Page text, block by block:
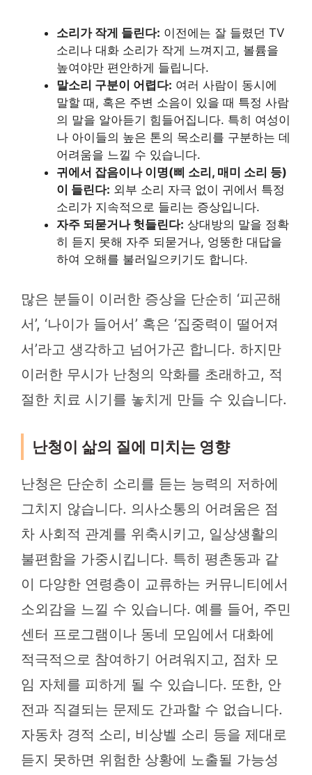
소리가 작게 들린다: 이전에는 잘 들렸던 TV
소리나 대화 소리가 작게 느껴지고, 볼륨을
높여야만 편안하게 들립니다.
말소리 구분이 어렵다: 여러 사람이 동시에
말할 때, 혹은 주변 소음이 있을 때 특정 사람
의 말을 알아듣기 힘들어집니다. 특히 여성이
나 아이들의 높은 톤의 목소리를 구분하는 데
어려움을 느낄 수 있습니다.
귀에서 잡음이나 이명(삐 소리, 매미 소리 등)
이 들린다: 외부 소리 자극 없이 귀에서 특정
소리가 지속적으로 들리는 증상입니다.
자주 되묻거나 헛들린다: 상대방의 말을 정확
히 듣지 못해 자주 되묻거나, 엉뚱한 대답을
하여 오해를 불러일으키기도 합니다.
많은 분들이 이러한 증상을 단순히 ‘피곤해
서’, ‘나이가 들어서’ 혹은 ‘집중력이 떨어져
서’라고 생각하고 넘어가곤 합니다. 하지만
이러한 무시가 난청의 악화를 초래하고, 적
절한 치료 시기를 놓치게 만들 수 있습니다.
난청이 삶의 질에 미치는 영향
난청은 단순히 소리를 듣는 능력의 저하에
그치지 않습니다. 의사소통의 어려움은 점
차 사회적 관계를 위축시키고, 일상생활의
불편함을 가중시킵니다. 특히 평촌동과 같
이 다양한 연령층이 교류하는 커뮤니티에서
소외감을 느낄 수 있습니다. 예를 들어, 주민
센터 프로그램이나 동네 모임에서 대화에
적극적으로 참여하기 어려워지고, 점차 모
임 자체를 피하게 될 수 있습니다. 또한, 안
전과 직결되는 문제도 간과할 수 없습니다.
자동차 경적 소리, 비상벨 소리 등을 제대로
듣지 못하면 위험한 상황에 노출될 가능성